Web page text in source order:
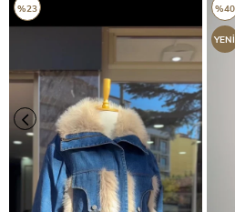
%23 %40
YENI